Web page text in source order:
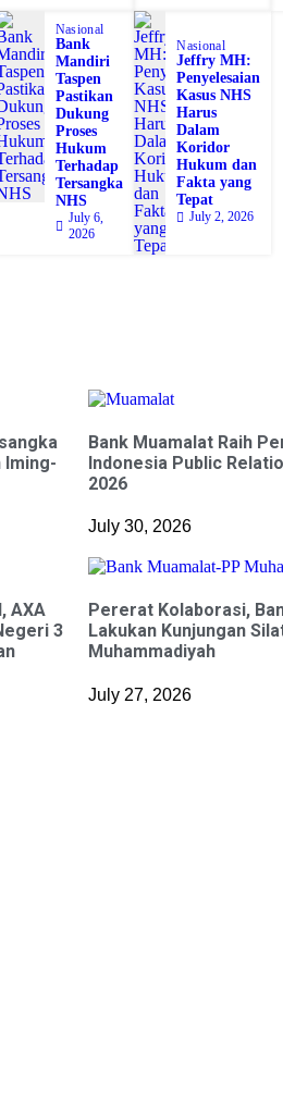
Nasional
Bank
Mandiri
Taspen
Pastikan
Dukung
Proses
Hukum
Terhadap
Tersangka
NHS
July 6,
2026
Nasional
Jeffry MH:
Penyelesaian
Kasus NHS
Harus
Dalam
Koridor
Hukum dan
Fakta yang
Tepat
July 2, 2026
Iming-
Bank Muamalat Raih
Indonesia Public
2026
July 30, 2026
AXA
3
Pererat Kolaborasi,
Lakukan Kunjungan
Muhammadiyah
July 27, 2026